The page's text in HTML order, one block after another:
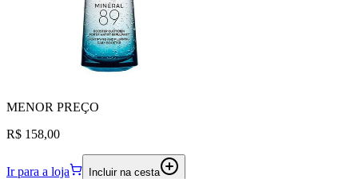
MENOR PREÇO
R$ 158,00
Ir para a loja Incluir na cesta